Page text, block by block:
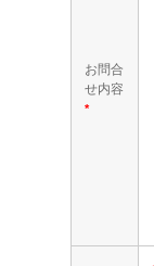
お問合
せ内容
*